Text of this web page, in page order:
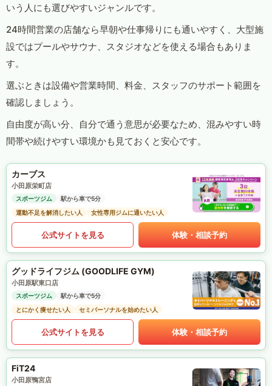
いう人にも選びやすいジャンルです。
24時間営業の店舗なら早朝や仕事帰りにも通いやすく、大型施
設ではプールやサウナ、スタジオなどを使える場合もありま
す。
選ぶときは設備や営業時間、料金、スタッフのサポート範囲を
確認しましょう。
自由度が高い分、自分で通う意思が必要なため、混みやすい時
間帯や続けやすい環境かも見ておくと安心です。
カーブス
小田原栄町店
スポーツジム
駅から車で5分
運動不足を解消したい人
女性専用ジムに通いたい人
公式サイトを見る 体験・相談予約
グッドライフジム (GOODLIFE GYM)
小田原駅東口店
スポーツジム
駅から車で5分
とにかく痩せたい人
セミパーソナルを始めたい人
公式サイトを見る 体験・相談予約
FiT24
小田原鴨宮店